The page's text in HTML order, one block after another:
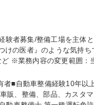
整備に励んでいます。 ◆一般整備（
職種 【長久手/自動車整備士】経験者募集/
者■自動車整備経験10年